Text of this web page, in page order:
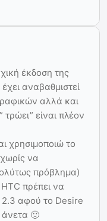
έκδοση της
αναβαθμιστεί
αλλά και
είναι πλέον
χρησιμοποιώ το
να
πρόβλημα)
πρέπει να
2.3 αφού το Desire
🙂